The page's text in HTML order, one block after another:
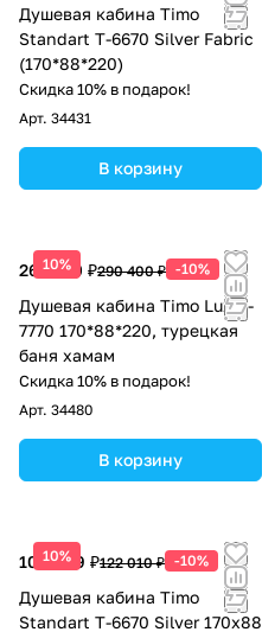
Душевая кабина Timo
Standart T-6670 Silver Fabric
(170*88*220)
Скидка 10% в подарок!
Арт. 34431
В корзину
10%
261 360 ₽290 400 ₽ -10%
Душевая кабина Timo Lux T-
7770 170*88*220, турецкая
баня хамам
Скидка 10% в подарок!
Арт. 34480
В корзину
10%
109 809 ₽122 010 ₽ -10%
Душевая кабина Timo
Standart Т-6670 Silver 170x88